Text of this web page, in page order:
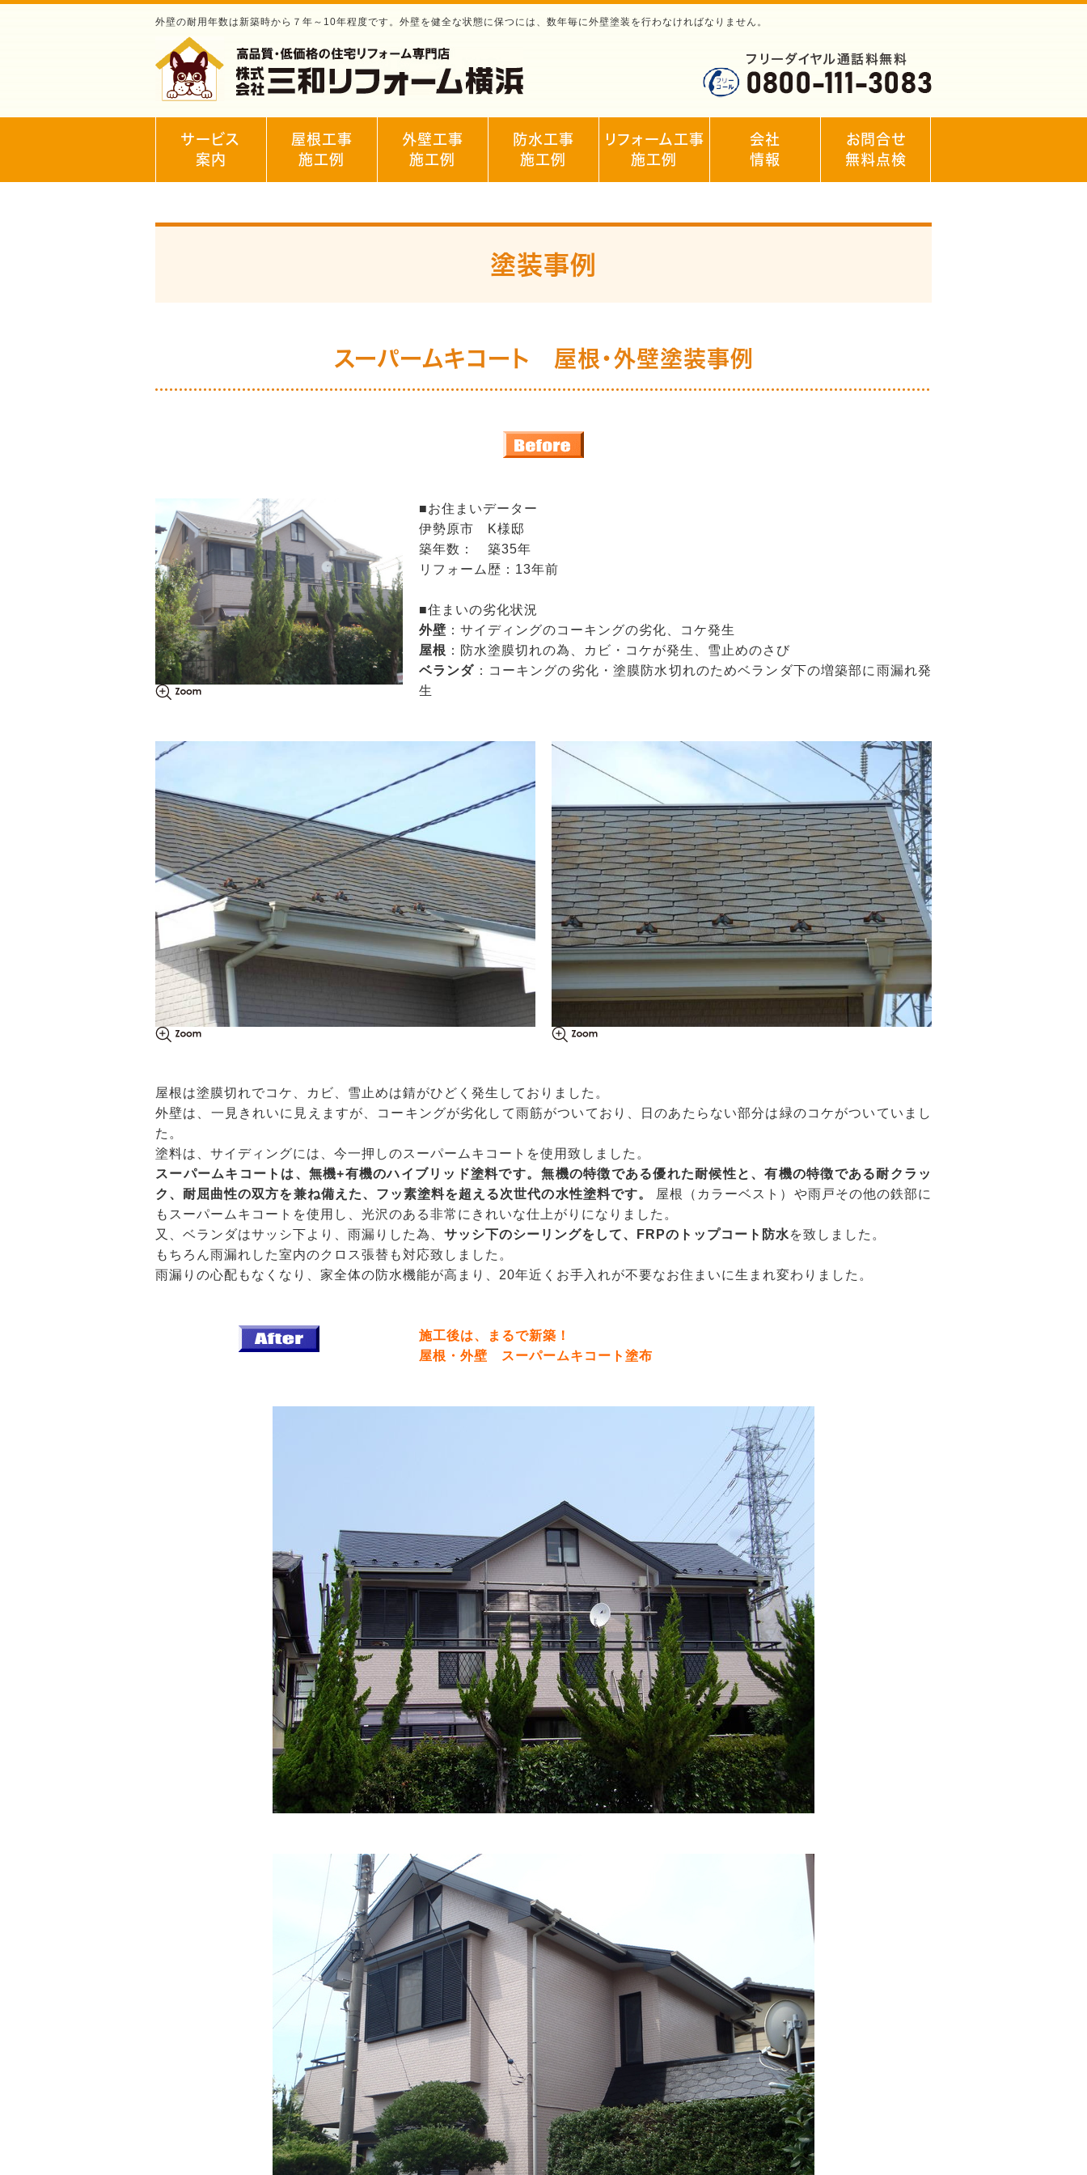
外壁の耐用年数は新築時から７年～10年程度です。外壁を健全な状態に保つには、数年毎に外壁塗装を行わなければなりません。
サービス
案内
屋根工事
施工例
外壁工事
施工例
防水工事
施工例
リフォーム工事
施工例
会社
情報
お問合せ
無料点検
塗装事例
スーパームキコート 屋根・外壁塗装事例
■お住まいデーター
伊勢原市 K様邸
築年数： 築35年
リフォーム歴：13年前
■住まいの劣化状況
外壁 ：サイディングのコーキングの劣化、コケ発生
屋根 ：防水塗膜切れの為、カビ・コケが発生、雪止めのさび
ベランダ ：コーキングの劣化・塗膜防水切れのためベランダ下の増築部に雨漏れ発
生
屋根は塗膜切れでコケ、カビ、雪止めは錆がひどく発生しておりました。
外壁は、一見きれいに見えますが、コーキングが劣化して雨筋がついており、日のあたらない部分は緑のコケがついていまし
た。
塗料は、サイディングには、今一押しのスーパームキコートを使用致しました。
スーパームキコートは、無機+有機のハイブリッド塗料です。 無機の特徴である優れた耐候性と、有機の特徴である耐クラッ
ク、耐屈曲性の双方を兼ね備えた、フッ素塗料を超える次世代の水性塗料です。
屋根（カラーベスト）や雨戸その他の鉄部に
もスーパームキコートを使用し、光沢のある非常にきれいな仕上がりになりました。
又、ベランダはサッシ下より、雨漏りした為、 サッシ下のシーリングをして、FRPのトップコート防水を致しました。
もちろん雨漏れした室内のクロス張替も対応致しました。
雨漏りの心配もなくなり、家全体の防水機能が高まり、20年近くお手入れが不要なお住まいに生まれ変わりました。
施工後は、まるで新築！
屋根・外壁 スーパームキコート塗布